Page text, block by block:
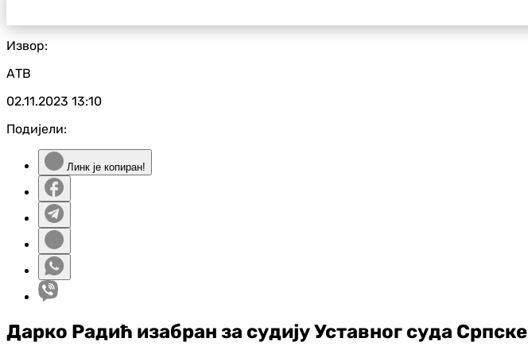
Извор:
АТВ
02.11.2023 13:10
Подијели:
Линк је копиран!
Дарко Радић изабран за судију Уставног суда Српске